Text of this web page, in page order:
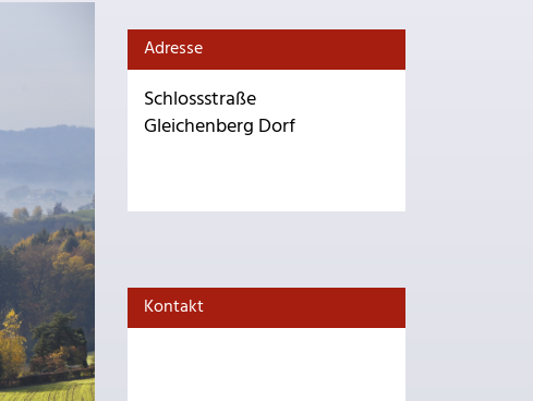
Adresse
Schlossstraße
Gleichenberg Dorf
Kontakt